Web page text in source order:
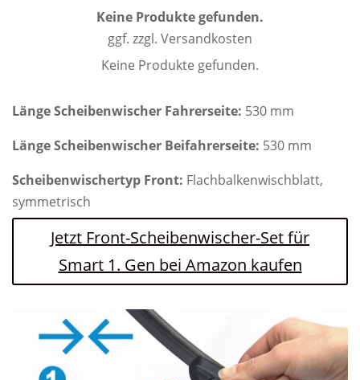
Keine Produkte gefunden.
ggf. zzgl. Versandkosten
Keine Produkte gefunden.
Länge Scheibenwischer Fahrerseite: 530 mm
Länge Scheibenwischer Beifahrerseite: 530 mm
Scheibenwischertyp Front: Flachbalkenwischblatt,
symmetrisch
Jetzt Front-Scheibenwischer-Set für
Smart 1. Gen bei Amazon kaufen